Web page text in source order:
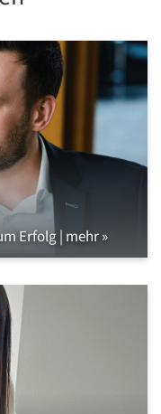
Erfolg | mehr »